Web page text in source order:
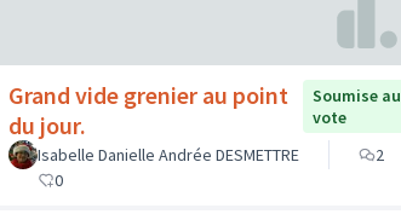
Grand vide grenier au point
du jour.
Soumise au
vote
Isabelle Danielle Andrée DESMETTRE
2
0